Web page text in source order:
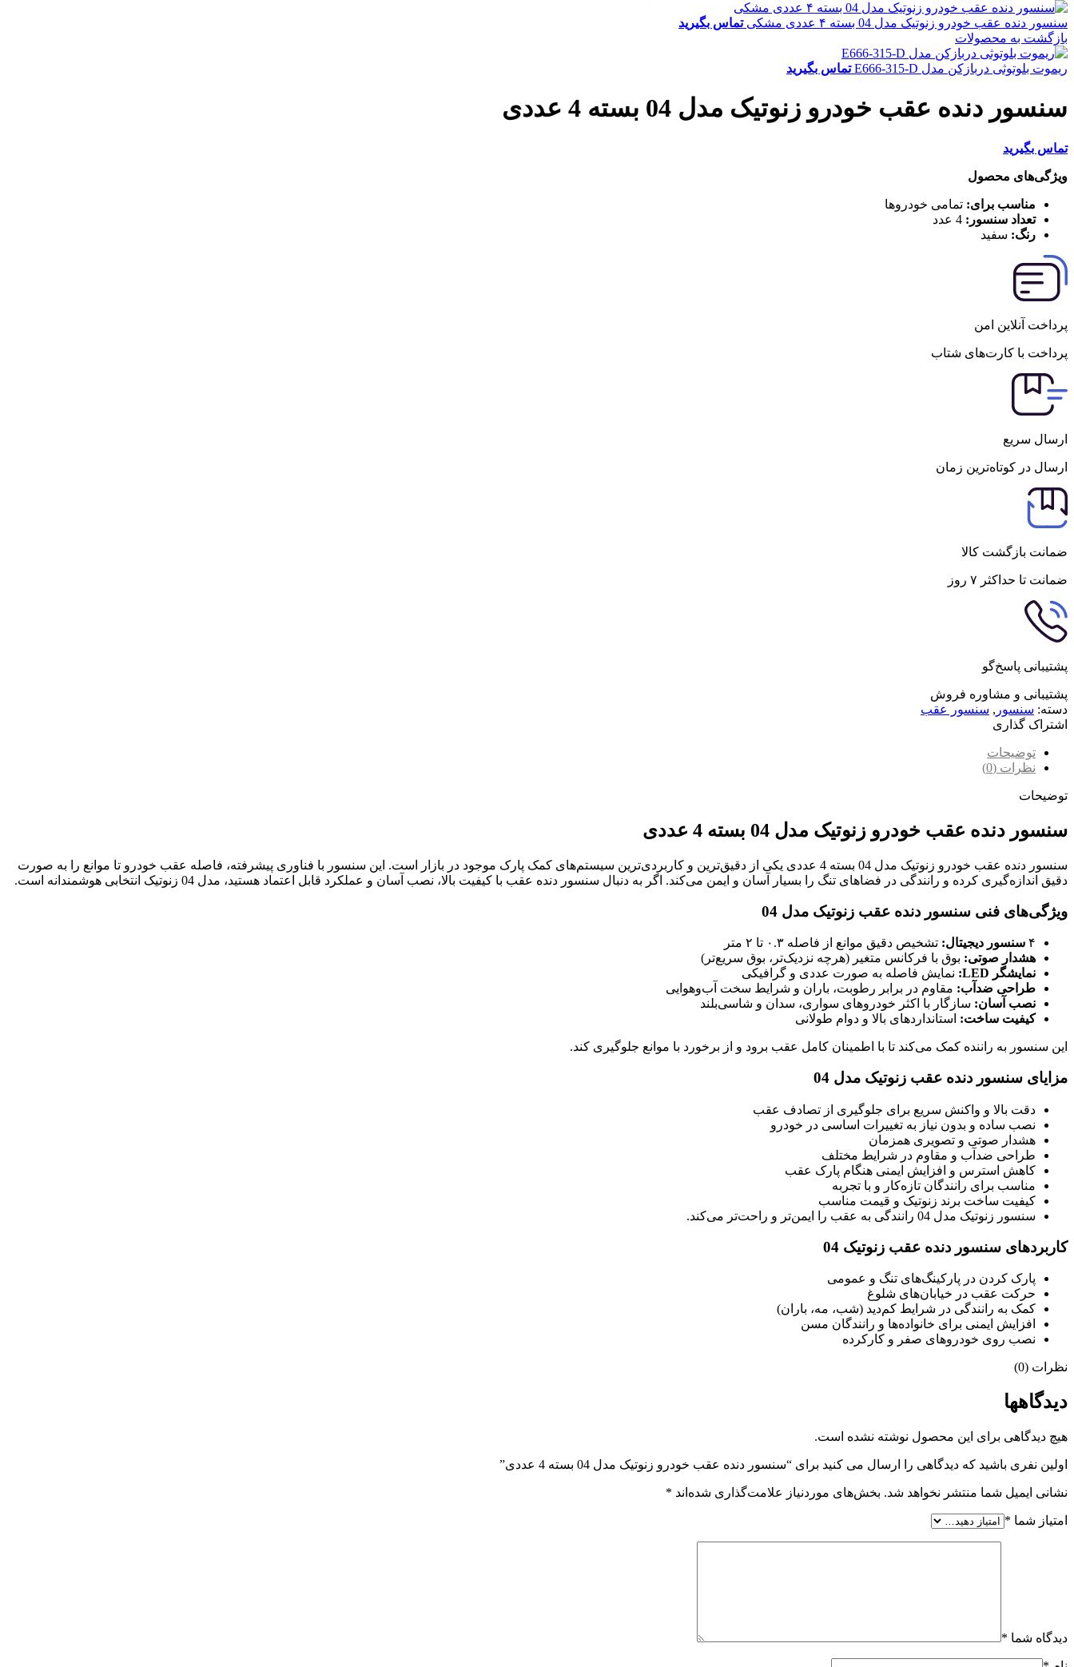
سنسور دنده عقب خودرو زنوتیک مدل 04 بسته ۴ عددی مشکی
تماس بگیرید
بازگشت به محصولات
ریموت بلوتوثی دربازکن مدل E666-315-D تماس بگیرید
سنسور دنده عقب خودرو زنوتیک مدل 04 بسته 4 عددی
تماس بگیرید
ویژگی‌های محصول
مناسب برای: تمامی خودروها
تعداد سنسور: 4 عدد
رنگ: سفید
پرداخت آنلاین امن
پرداخت با کارت‌های شتاب
ارسال سریع
ارسال در کوتاه‌ترین زمان
ضمانت بازگشت کالا
ضمانت تا حداکثر ۷ روز
پشتیبانی پاسخ‌گو
پشتیبانی و مشاوره فروش
دسته: سنسور , سنسور عقب
اشتراک گذاری
توضیحات
نظرات (0)
توضیحات
سنسور دنده عقب خودرو زنوتیک مدل 04 بسته 4 عددی
سنسور دنده عقب خودرو زنوتیک مدل 04 بسته 4 عددی یکی از دقیق‌ترین و کاربردی‌ترین سیستم‌های کمک پارک موجود در بازار است. این سنسور با فناوری پیشرفته، فاصله عقب خودرو تا موانع را به صورت
دقیق اندازه‌گیری کرده و رانندگی در فضاهای تنگ را بسیار آسان و ایمن می‌کند. اگر به دنبال سنسور دنده عقب با کیفیت بالا، نصب آسان و عملکرد قابل اعتماد هستید، مدل 04 زنوتیک انتخابی هوشمندانه است.
ویژگی‌های فنی سنسور دنده عقب زنوتیک مدل 04
۴ سنسور دیجیتال: تشخیص دقیق موانع از فاصله ۰.۳ تا ۲ متر
هشدار صوتی: بوق با فرکانس متغیر (هرچه نزدیک‌تر، بوق سریع‌تر)
نمایشگر LED:
نمایش فاصله به صورت عددی و گرافیکی
طراحی ضدآب: مقاوم در برابر رطوبت، باران و شرایط سخت آب‌وهوایی
نصب آسان: سازگار با اکثر خودروهای سواری، سدان و شاسی‌بلند
کیفیت ساخت: استانداردهای بالا و دوام طولانی
این سنسور به راننده کمک می‌کند تا با اطمینان کامل عقب برود و از برخورد با موانع جلوگیری کند.
مزایای سنسور دنده عقب زنوتیک مدل 04
دقت بالا و واکنش سریع برای جلوگیری از تصادف عقب
نصب ساده و بدون نیاز به تغییرات اساسی در خودرو
هشدار صوتی و تصویری همزمان
طراحی ضدآب و مقاوم در شرایط مختلف
کاهش استرس و افزایش ایمنی هنگام پارک عقب
مناسب برای رانندگان تازه‌کار و با تجربه
کیفیت ساخت برند زنوتیک و قیمت مناسب
سنسور زنوتیک مدل 04 رانندگی به عقب را ایمن‌تر و راحت‌تر می‌کند.
کاربردهای سنسور دنده عقب زنوتیک 04
پارک کردن در پارکینگ‌های تنگ و عمومی
حرکت عقب در خیابان‌های شلوغ
کمک به رانندگی در شرایط کم‌دید (شب، مه، باران)
افزایش ایمنی برای خانواده‌ها و رانندگان مسن
نصب روی خودروهای صفر و کارکرده
نظرات (0)
دیدگاهها
هیچ دیدگاهی برای این محصول نوشته نشده است.
اولین نفری باشید که دیدگاهی را ارسال می کنید برای “سنسور دنده عقب خودرو زنوتیک مدل 04 بسته 4 عددی”
نشانی ایمیل شما منتشر نخواهد شد. بخش‌های موردنیاز علامت‌گذاری شده‌اند *
امتیاز شما *
دیدگاه شما *